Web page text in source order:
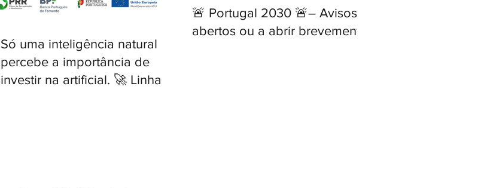
Só uma inteligência natural
percebe a importância de
investir na artificial. 🚀 Linha IA
🚨 Portugal 2030 🚨– Avisos
abertos ou a abrir brevemente